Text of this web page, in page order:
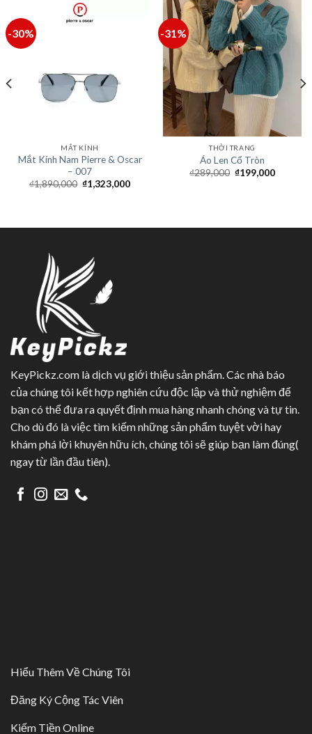
-30%
MẮT KÍNH
Mắt Kính Nam Pierre & Oscar
– 007
₫1,890,000 ₫1,323,000
-31%
THỜI TRANG
Áo Len Cổ Tròn
₫289,000 ₫199,000
KeyPickz.com là dịch vụ giới thiệu sản phẩm. Các nhà báo
của chúng tôi kết hợp nghiên cứu độc lập và thử nghiệm để
bạn có thể đưa ra quyết định mua hàng nhanh chóng và tự tin.
Cho dù đó là việc tìm kiếm những sản phẩm tuyệt vời hay
khám phá lời khuyên hữu ích, chúng tôi sẽ giúp bạn làm đúng(
ngay từ lần đầu tiên).
Hiểu Thêm Về Chúng Tôi
Đăng Ký Cộng Tác Viên
Kiếm Tiền Online